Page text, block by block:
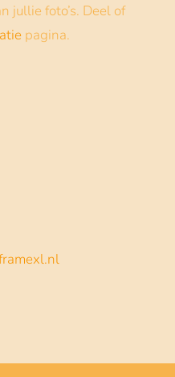
jullie foto’s. Deel of
pagina.